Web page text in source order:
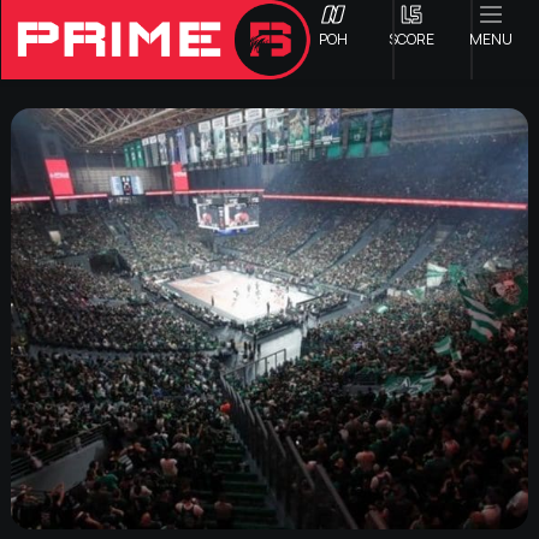
ΡΟΗ SCORE MENU
ΟΦΗ
Γ ΕΘΝΙΚΗ
Α1 ΕΠΣΗ
Α2 ΕΠΣΗ
Β1 ΕΠΣΗ
Β2 ΕΠΣΗ